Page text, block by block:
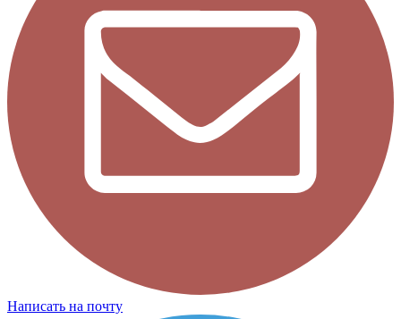
Написать на почту